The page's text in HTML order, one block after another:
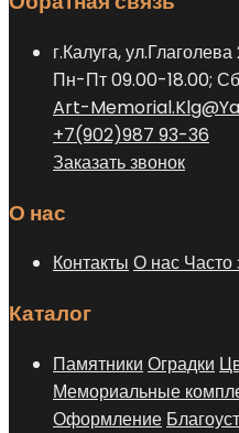
г.Калуга,
Пн-Пт 09.00-18.00;
Art-
+7(902)987 93-36
Заказать звонок
О нас
Контакты О нас
Каталог
Памятники Оградки
Мемориальные
Оформление